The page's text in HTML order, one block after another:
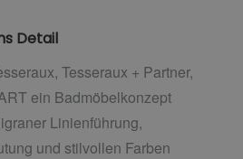
Detail
Tesseraux + Partner,
ein Badmöbelkonzept
Linienführung,
und stilvollen Farben